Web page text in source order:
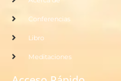
Conferencias
Libro
Meditaciones